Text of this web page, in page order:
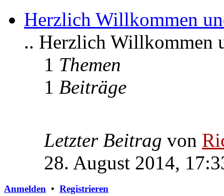
Herzlich Willkommen
.. Herzlich Willkommen
1 Themen
1 Beiträge
Letzter Beitrag von
28. August 2014,
Anmelden • Registrieren